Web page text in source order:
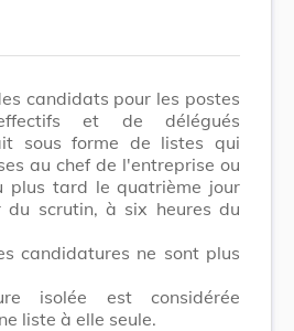
candidats pour les postes
et de délégués
sous forme de listes qui
au chef de l'entreprise ou
plus tard le quatrième jour
du scrutin, à six heures du
candidatures ne sont plus
isolée est considérée
liste à elle seule.